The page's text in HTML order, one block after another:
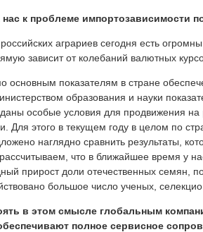
к проблеме импортозависимости
аграриев сегодня есть
зависит от колебаний валютных
основным показателям в стране
образования и науки
особые условия для продвижения
Для этого в текущем году в целом по
наглядно сравнить результаты,
что в ближайшее время у
прирост доли отечественных семян,
большое число ученых,
в этом смысле глобальным
полное сервисное